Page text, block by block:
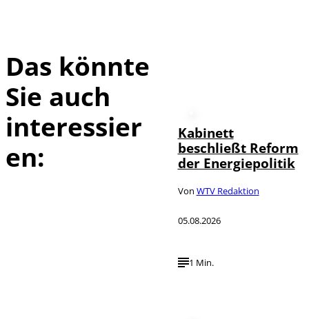
Das könnte
Sie auch
interessier
en:
Kabinett
beschließt Reform
der Energiepolitik
Von WTV Redaktion
05.08.2026
1 Min.